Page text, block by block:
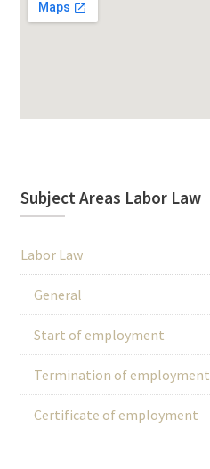
Subject Areas Labor Law
Labor Law
General
Start of employment
Termination of employment
Certificate of employment